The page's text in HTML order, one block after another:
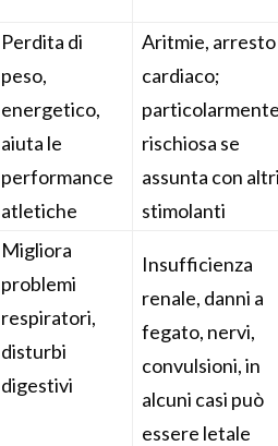
Perdita di
peso,
energetico,
aiuta le
performance
atletiche
Aritmie, arresto
cardiaco;
rischiosa se
assunta con
stimolanti
Migliora
problemi
respiratori,
disturbi
digestivi
Insufficienza
renale, danni a
fegato, nervi,
convulsioni, in
alcuni casi può
essere letale